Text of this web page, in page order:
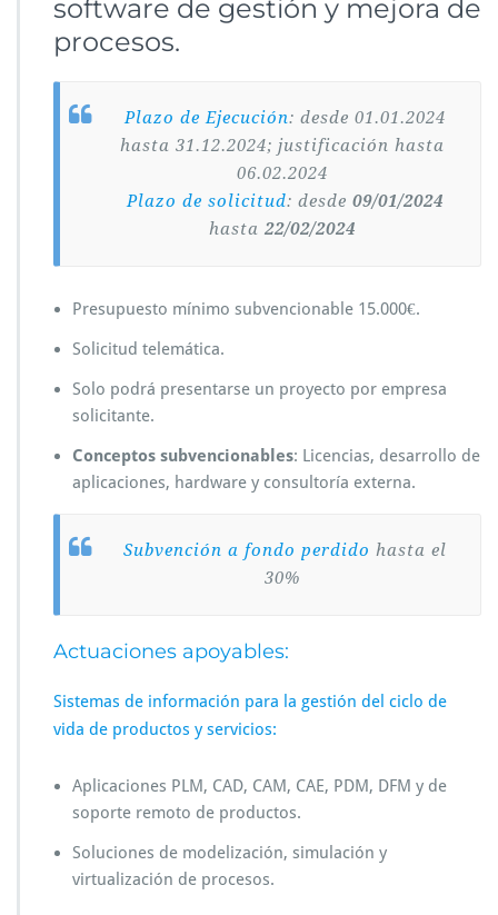
software de gestión y mejora de
procesos.
Plazo de Ejecución: desde 01.01.2024
hasta 31.12.2024; justificación hasta
06.02.2024
Plazo de solicitud: desde 09/01/2024
hasta 22/02/2024
Presupuesto mínimo subvencionable 15.000€.
Solicitud telemática.
Solo podrá presentarse un proyecto por empresa
solicitante.
Conceptos subvencionables: Licencias, desarrollo de
aplicaciones, hardware y consultoría externa.
Subvención a fondo perdido hasta el
30%
Actuaciones apoyables:
Sistemas de información para la gestión del ciclo de
vida de productos y servicios:
Aplicaciones PLM, CAD, CAM, CAE, PDM, DFM y de
soporte remoto de productos.
Soluciones de modelización, simulación y
virtualización de procesos.